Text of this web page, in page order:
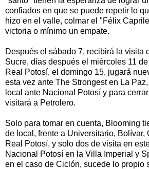
confiados en que se puede repetir lo
hizo en el valle, colmar el "Félix
victoria o mínimo un empate.
Después el sábado 7, recibirá la visita
Sucre, días después el miércoles 11
Real Potosí, el domingo 15, jugará
esta vez ante The Strongest en La
local ante Nacional Potosí y para
visitará a Petrolero.
Solo para tomar en cuenta, Blooming
de local, frente a Universitario, Bolívar,
Real Potosí, y solo dos de visita en
Nacional Potosí en la Villa Imperial y
en el caso de Ciclón, sucede lo propio